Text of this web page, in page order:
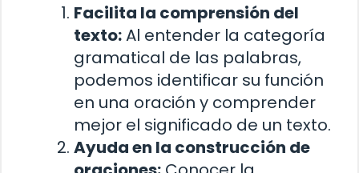
Facilita la comprensión del
texto:Al entender la categoría
gramatical de las palabras,
podemos identificar su función
en una oración y comprender
mejor el significado de un texto.
Ayuda en la construcción de